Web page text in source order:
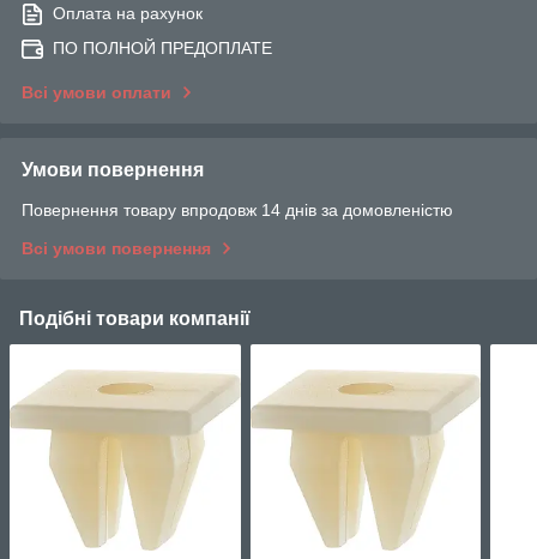
Оплата на рахунок
ПО ПОЛНОЙ ПРЕДОПЛАТЕ
Всі умови оплати
Умови повернення
Повернення товару впродовж 14 днів за домовленістю
Всі умови повернення
Подібні товари компанії